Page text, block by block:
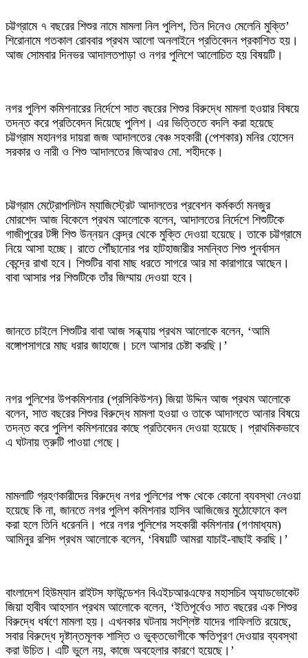
‎চট্টগ্রামে ৭ বছরের শিশুর নামে মামলা নিল পুলিশ, তিন দিনেও মেলেনি মুক্তি’
শিরোনামে গতকাল রোববার প্রথম আলো অনলাইনে প্রতিবেদন প্রকাশিত হয়।
আজ সোমবার দিনভর আদালতপাড়া ও নগর পুলিশে আলোচিত হয় বিষয়টি।
‎নগর পুলিশ কমিশনারের নির্দেশে সাত বছরের শিশুর বিরুদ্ধে মামলা হওয়ার বিষয়ে
তদন্ত করে প্রতিবেদন দিয়েছে পুলিশ। এর ভিত্তিতে বদলি করা হয়েছে
চট্টগ্রাম মহানগর দায়রা জজ আদালতের বেঞ্চ সহকারী (পেশকার) মনির হোসেন
সরকার ও নারী ও শিশু আদালতের জিআরও মো. শহীদকে।
‎চট্টগ্রাম মেট্রোপলিটন ম্যাজিস্ট্রেট আদালতের প্রবেশন কর্মকর্তা মনজুর
মোরশেদ আজ বিকেলে প্রথম আলোকে বলেন, আদালতের নির্দেশে শিশুটিকে
গাজীপুরের টঙ্গী শিশু উন্নয়ন কেন্দ্র থেকে মুক্তি দেওয়া হয়েছে। তাকে চট্টগ্রামে
নিয়ে আসা হচ্ছে। রাতে পৌঁছানোর পর হাটহাজারীর সমন্বিত শিশু পুনর্বাসন
কেন্দ্রে রাখা হবে। শিশুটির বাবা মাছ ধরতে সাগরে আর মা কারাগারে আছেন।
বাবা আসার পর শিশুটিকে তাঁর জিম্মায় দেওয়া হবে।
‎জানতে চাইলে শিশুটির বাবা আজ সন্ধ্যায় প্রথম আলোকে বলেন, ‘আমি
বঙ্গোপসাগরে মাছ ধরার জাহাজে। চলে আসার চেষ্টা করছি।’
‎নগর পুলিশের উপকমিশনার (প্রসিকিউশন) জিয়া উদ্দিন আজ প্রথম আলোকে
বলেন, সাত বছরের শিশুর বিরুদ্ধে মামলা হওয়া ও তাকে আদালতে আনার বিষয়ে
তদন্ত করে পুলিশ কমিশনারের কাছে প্রতিবেদন দেওয়া হয়েছে। প্রাথমিকভাবে
এ ঘটনায় ত্রুটি পাওয়া গেছে।
‎মামলাটি গ্রহণকারীদের বিরুদ্ধে নগর পুলিশের পক্ষ থেকে কোনো ব্যবস্থা নেওয়া
হয়েছে কি না, জানতে নগর পুলিশ কমিশনার হাসিব আজিজের মুঠোফোনে কল
করা হলে তিনি ধরেননি। পরে নগর পুলিশের সহকারী কমিশনার (গণমাধ্যম)
আমিনুর রশিদ প্রথম আলোকে বলেন, ‘বিষয়টি আমরা যাচাই-বাছাই করছি।’
‎বাংলাদেশ হিউম্যান রাইটস ফাউন্ডেশন বিএইচআরএফের মহাসচিব অ্যাডভোকেট
জিয়া হাবীব আহসান প্রথম আলোকে বলেন, ‘ইতিপূর্বেও সাত বছরের এক শিশুর
বিরুদ্ধে ধর্ষণে মামলা হয়। এখনকার ঘটনায় সংশ্লিষ্ট যাদের গাফিলতি রয়েছে,
সবার বিরুদ্ধে দৃষ্টান্তমূলক শাস্তি ও ভুক্তভোগীকে ক্ষতিপূরণ দেওয়ার ব্যবস্থা
করা উচিত। এটি ভুলে নয়, কাজে অবহেলার কারণে হয়েছে।’